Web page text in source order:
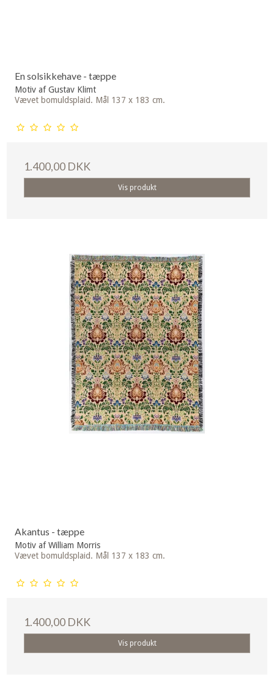
En solsikkehave - tæppe
Motiv af Gustav Klimt
Vævet bomuldsplaid. Mål 137 x 183 cm.
1.400,00 DKK
Vis produkt
Akantus - tæppe
Motiv af William Morris
Vævet bomuldsplaid. Mål 137 x 183 cm.
1.400,00 DKK
Vis produkt